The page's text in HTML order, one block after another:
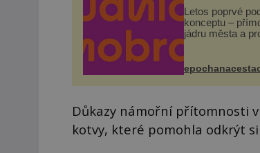
Letos poprvé
konceptu –
jádru města a
náměstí.
těšit na víno,
Důkazy námořní přítomnosti
kotvy, které pomohla odkrýt